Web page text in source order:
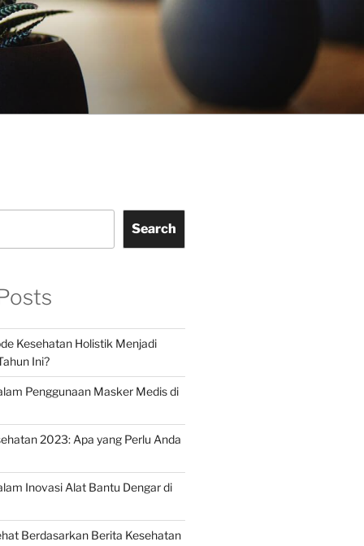
Search
Kesehatan Holistik Menjadi
Ini?
Penggunaan Masker Medis di
2023: Apa yang Perlu Anda
Inovasi Alat Bantu Dengar di
Berdasarkan Berita Kesehatan